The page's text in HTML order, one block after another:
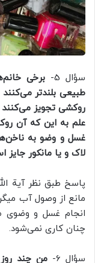
سؤال 5-
برخی
طبیعی بلندتر
روکشی تجویز می‌کنند
علم به این که آن
غسل و وضو به
لاک و یا مانکور
پاسخ طبق نظر آیة
مانع از وصول آب
انجام غسل و وضوی
چنان کاری نمی‌شود.
سؤال 6- من چند